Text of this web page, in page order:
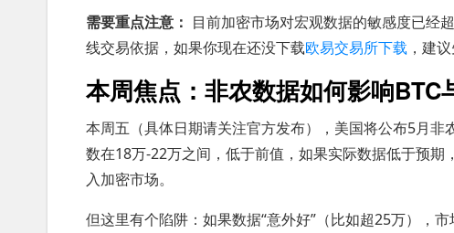
需要重点注意： 目前加密市场对宏观数据的敏感度已经
线交易依据，如果你现在还没下载欧易交易所下载 ，建
本周焦点：非农数据如何影响BTC
本周五（具体日期请关注官方发布），美国将公布5月
数在18万-22万之间，低于前值，如果实际数据低于预
入加密市场。
但这里有个陷阱：如果数据“意外好”（比如超25万），